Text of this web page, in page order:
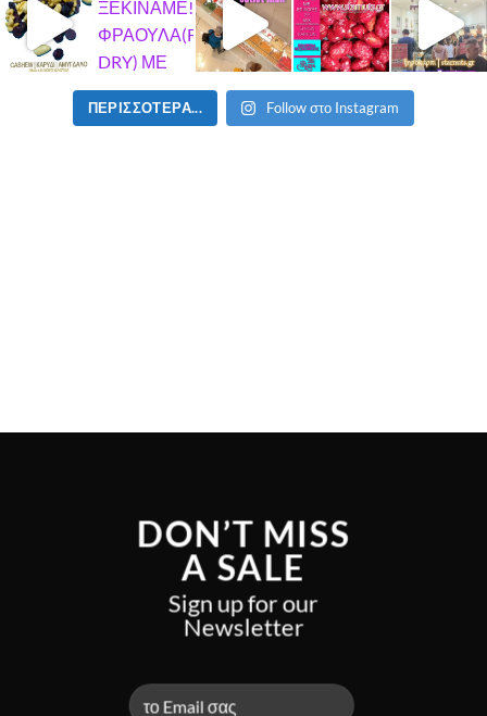
ΠΕΡΙΣΣΟΤΕΡΑ... Follow στο Instagram
DON’T MISS
A SALE
Sign up for our
Newsletter